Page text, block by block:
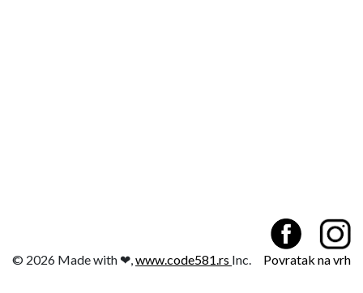
Povratak na vrh
© 2026 Made with ❤,www.code581.rs Inc.